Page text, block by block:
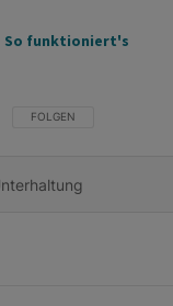
So funktioniert's
FOLGE DIESER
FOLGEN